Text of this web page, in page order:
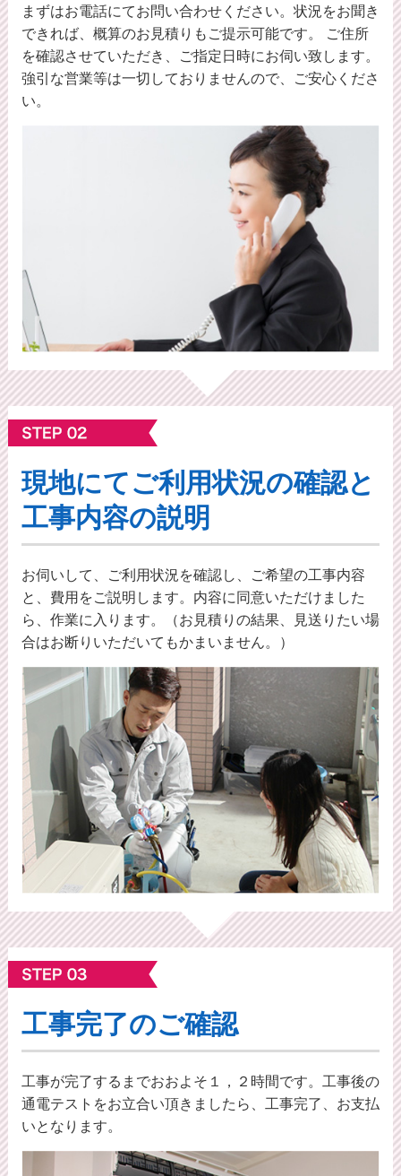
まずはお電話にてお問い合わせください。状況をお聞き
できれば、概算のお⾒積りもご提⽰可能です。 ご住所
を確認させていただき、ご指定日時にお伺い致します。
強引な営業等は一切しておりませんので、ご安心くださ
い。
現地にてご利⽤状況の確認と
工事内容の説明
お伺いして、ご利用状況を確認し、ご希望の工事内容
と、費用をご説明します。内容に同意いただけました
ら、作業に入ります。（お見積りの結果、見送りたい場
合はお断りいただいてもかまいません。）
工事完了のご確認
工事が完了するまでおおよそ１，２時間です。工事後の
通電テストをお立合い頂きましたら、工事完了、お支払
いとなります。